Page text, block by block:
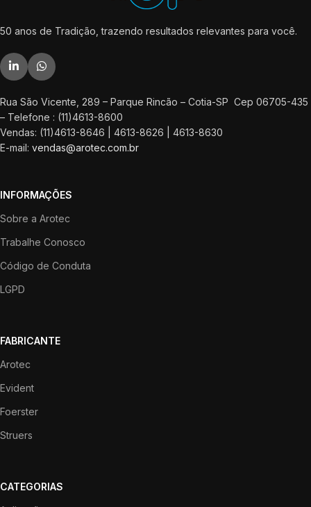
50 anos de Tradição, trazendo resultados relevantes para você.
Rua São Vicente, 289 – Parque Rincão – Cotia-SP Cep 06705-435
– Telefone : (11)4613-8600
Vendas: (11)4613-8646 | 4613-8626 | 4613-8630
E-mail: vendas@arotec.com.br
INFORMAÇÕES
Sobre a Arotec
Trabalhe Conosco
Código de Conduta
LGPD
FABRICANTE
Arotec
Evident
Foerster
Struers
CATEGORIAS